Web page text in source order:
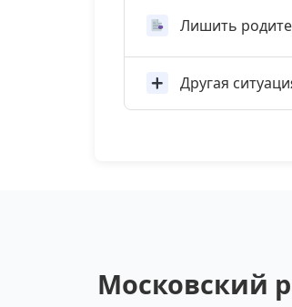
Лишить
Другая
Московский